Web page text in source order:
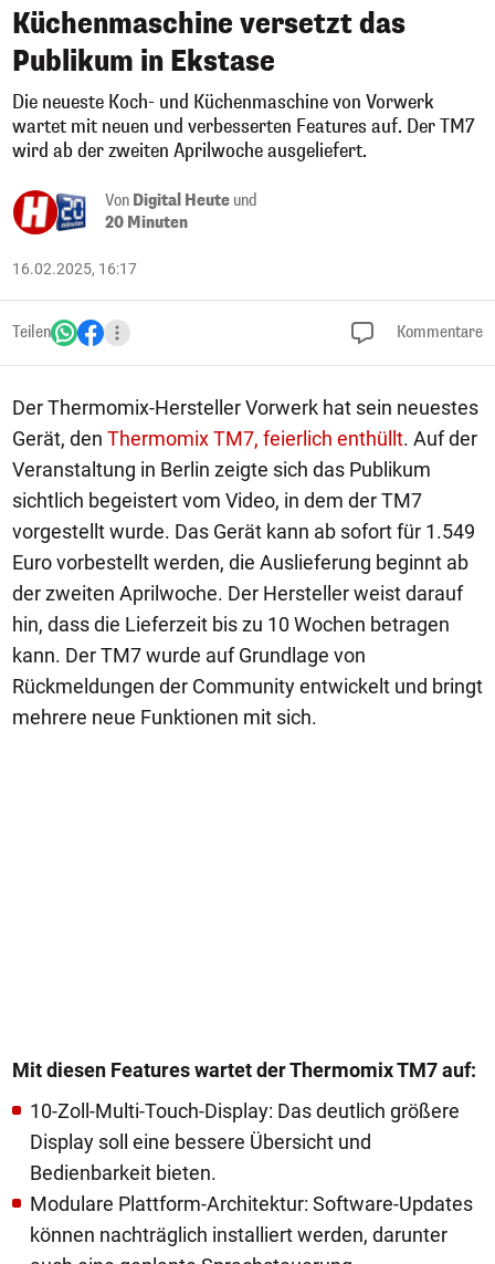
Küchenmaschine versetzt das
Publikum in Ekstase
Die neueste Koch- und Küchenmaschine von Vorwerk
wartet mit neuen und verbesserten Features auf. Der TM7
wird ab der zweiten Aprilwoche ausgeliefert.
Von Digital Heute und
20 Minuten
16.02.2025, 16:17
Teilen Kommentare
Der Thermomix-Hersteller Vorwerk hat sein neuestes
Gerät, den Thermomix TM7, feierlich enthüllt. Auf der
Veranstaltung in Berlin zeigte sich das Publikum
sichtlich begeistert vom Video, in dem der TM7
vorgestellt wurde. Das Gerät kann ab sofort für 1.549
Euro vorbestellt werden, die Auslieferung beginnt ab
der zweiten Aprilwoche. Der Hersteller weist darauf
hin, dass die Lieferzeit bis zu 10 Wochen betragen
kann. Der TM7 wurde auf Grundlage von
Rückmeldungen der Community entwickelt und bringt
mehrere neue Funktionen mit sich.
Mit diesen Features wartet der Thermomix TM7 auf:
10-Zoll-Multi-Touch-Display: Das deutlich größere
Display soll eine bessere Übersicht und
Bedienbarkeit bieten.
Modulare Plattform-Architektur: Software-Updates
können nachträglich installiert werden, darunter